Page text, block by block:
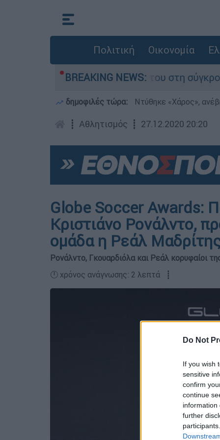
Do Not
If you wish
sensitive
confirm
continue
information
further
Πολιτική Οικονομία
BREAKING NEWS:
που έχασε τη ζωή του στη σύγκρουση
δημοφιλές τώρα: Ντύθηκε «Χάρος»,
┋ Αθλητισμός ┋ 27.12.2020 20:20
Globe Soccer Awards:
Κριστιάνο Ρονάλντο,
ομάδα η Ρεάλ
Ρονάλντο, Γκουαρδιόλα και Ρεάλ κορυφαίοι
🕛 χρόνος ανάγνωσης: 2 λεπτά ┋